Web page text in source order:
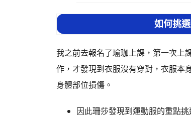
如何挑
我之前去報名了瑜珈上課，第一次上
作，才發現到衣服沒有穿對，衣服本
身體部位損傷。
因此珊莎發現到運動服的重點